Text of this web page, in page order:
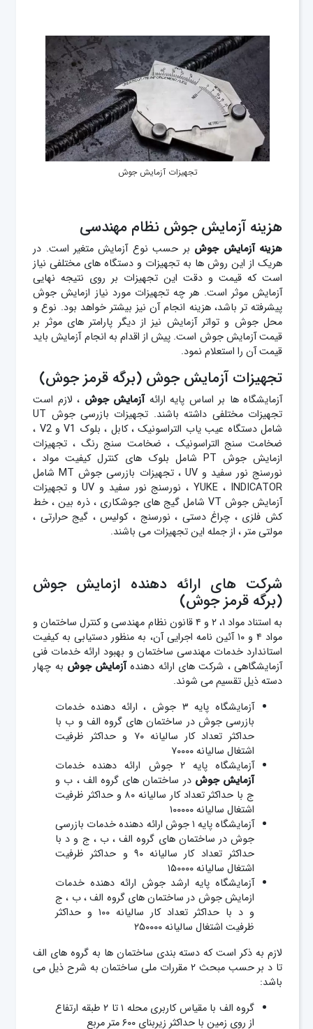
تجهیزات آزمایش جوش
هزینه آزمایش جوش نظام مهندسی
هزینه آزمایش جوش بر حسب نوع آزمایش متغیر است. در
هریک از این روش ها به تجهیزات و دستگاه های مختلفی نیاز
است که قیمت و دقت این تجهیزات بر روی نتیجه نهایی
آزمایش موثر است. هر چه تجهیزات مورد نیاز ازمایش جوش
پیشرفته تر باشد، هزینه انجام آن نیز بیشتر خواهد بود. نوع و
محل جوش و تواتر آزمایش نیز از دیگر پارامتر های موثر بر
قیمتآزمایش جوش است. پیش از اقدام به انجام آزمایش باید
قیمت آن را استعلام نمود.
تجهیزات آزمایش جوش (برگه قرمز جوش)
آزمایشگاه ها بر اساس پایه ارائهآزمایش جوش ، لازم است
تجهیزات مختلفی داشته باشند. تجهیزات بازرسی جوش UT
شامل دستگاه عیب یاب التراسونیک ، کابل ، بلوک V1 و V2 ،
ضخامت سنج التراسونیک ، ضخامت سنج رنگ ، تجهیزات
ازمایش جوش PT شامل بلوک های کنترل کیفیت مواد ،
نورسنج نور سفید و UV ، تجهیزات بازرسی جوش MT شامل
YUKE ، INDICATOR ، نورسنج نور سفید و UV و تجهیزات
آزمایش جوش VT شامل گیج های جوشکاری ، ذره بین ، خط
کش فلزی ، چراغ دستی ، نورسنج ، کولیس ، گیج حرارتی ،
مولتی متر ، از جمله این تجهیزات می باشند.
شرکت های ارائه دهنده ازمایش جوش
(برگه قرمز جوش)
به استناد مواد ۱، ۲ و ۴ قانون نظام مهندسی و کنترل ساختمان و
مواد ۴ و ۱۰ آئین نامه اجرایی آن، به منظور دستیابی به کیفیت
استاندارد خدمات مهندسی ساختمان و بهبود ارائه خدمات فنی
آزمایشگاهی ، شرکت های ارائه دهندهآزمایش جوش به چهار
دسته ذیل تقسیم می شوند.
آزمایشگاه پایه ۳ جوش ، ارائه دهنده خدمات
بازرسی جوش در ساختمان های گروه الف و ب با
حداکثر تعداد کار سالیانه ۷۰ و حداکثر ظرفیت
اشتغال سالیانه ۷۰۰۰۰
آزمایشگاه پایه ۲ جوش ارائه دهنده خدمات
آزمایش جوش در ساختمان های گروه الف ، ب و
ج با حداکثر تعداد کار سالیانه ۸۰ و حداکثر ظرفیت
اشتغال سالیانه ۱۰۰۰۰۰
آزمایشگاه پایه ۱ جوش ارائه دهنده خدمات بازرسی
جوش در ساختمان های گروه الف ، ب ، ج و د با
حداکثر تعداد کار سالیانه ۹۰ و حداکثر ظرفیت
اشتغال سالیانه ۱۵۰۰۰۰
آزمایشگاه پایه ارشد جوش ارائه دهنده خدمات
ازمایش جوش در ساختمان های گروه الف ، ب ، ج
و د با حداکثر تعداد کار سالیانه ۱۰۰ و حداکثر
ظرفیت اشتغال سالیانه ۲۵۰۰۰۰
لازم به ذکر است که دسته بندی ساختمان ها به گروه های الف
تا د بر حسب مبحث ۲ مقررات ملی ساختمان به شرح ذیل می
باشد:
گروه الف با مقیاس کاربری محله ۱ تا ۲ طبقه ارتفاع
از روی زمین با حداكثر زیربنای ۶۰۰ متر مربع